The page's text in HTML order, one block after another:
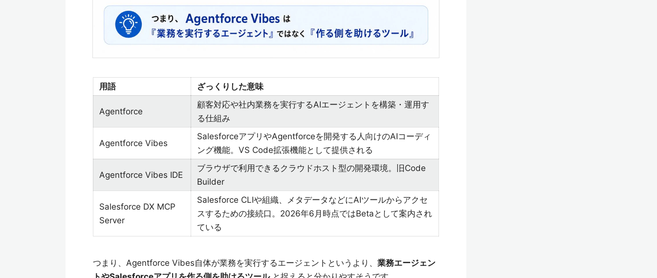
用語 ざっくりした意味
Agentforce
顧客対応や社内業務を実行するAIエージェントを構築・運用す
る仕組み
Agentforce Vibes
SalesforceアプリやAgentforceを開発する人向けのAIコーディ
ング機能。VS Code拡張機能として提供される
Agentforce Vibes IDE
ブラウザで利用できるクラウドホスト型の開発環境。旧Code
Builder
Salesforce DX MCP
Server
Salesforce CLIや組織、メタデータなどにAIツールからアクセ
スするための接続口。2026年6月時点ではBetaとして案内され
ている
つまり、Agentforce Vibes自体が業務を実行するエージェントというより、 業務エージェン